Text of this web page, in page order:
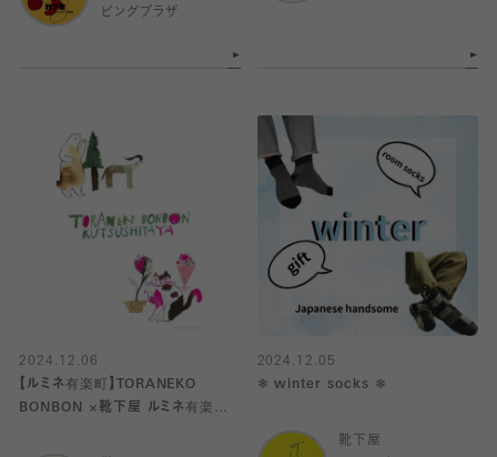
ピングプラザ
2024.12.06
【ルミネ有楽町】TORANEKO
BONBON ×靴下屋 ルミネ有楽町
2024.12.05
❄︎ winter socks ❄︎
靴下屋